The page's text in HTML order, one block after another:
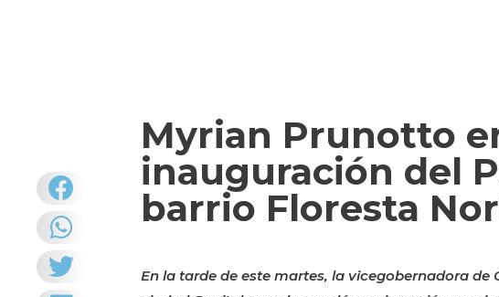
Myrian Prunotto
inauguración del
barrio Floresta
En la tarde de este martes, la vicegobernadora